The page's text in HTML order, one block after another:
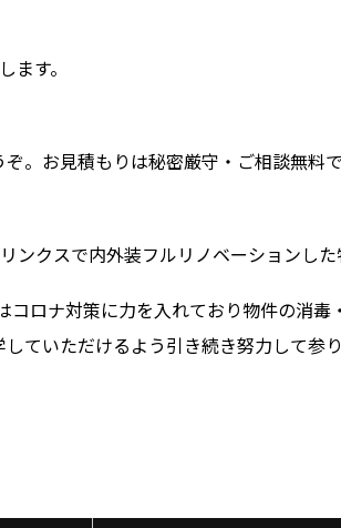
す。
。お見積もりは秘密厳守・ご相談無料
ンクスで内外装フルリノベーションした
コロナ対策に力を入れており物件の消毒
ていただけるよう引き続き努力して参